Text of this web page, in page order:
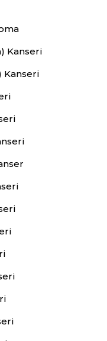
Kanseri
Kanseri